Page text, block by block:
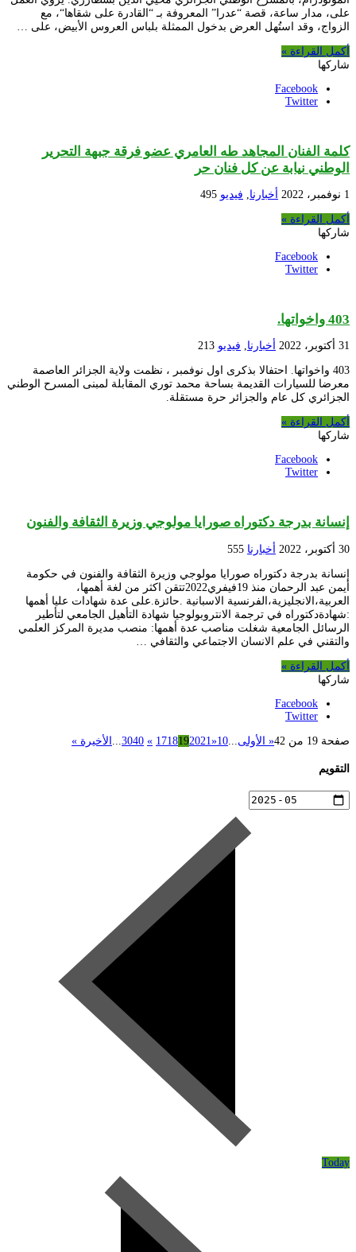
على، مدار ساعة، قصة “عدرا” المعروفة بـ “القادرة على شقاها“، مع
الزواج، وقد استُهل العرض بدخول الممثلة بلباس العروس الأبيض، على …
أكمل القراءة »
شاركها
Facebook
Twitter
كلمة الفنان المجاهد طه العامري عضو فرقة جبهة التحرير
الوطني نيابة عن كل فنان حر
1 نوفمبر، 2022 أخبارنا, فيديو 495
أكمل القراءة »
شاركها
Facebook
Twitter
403 واخواتها.
31 أكتوبر، 2022 أخبارنا, فيديو 213
403 واخواتها. احتفالا بذكرى اول نوفمبر ، نظمت ولاية الجزائر العاصمة
معرضا للسيارات القديمة بساحة محمد توري المقابلة لمبنى المسرح الوطني
الجزائري كل عام والجزائر حرة مستقلة.
أكمل القراءة »
شاركها
Facebook
Twitter
إنسانة بدرجة دكتوراه صورايا مولوجي وزيرة الثقافة والفنون
30 أكتوبر، 2022 أخبارنا 555
إنسانة بدرجة دكتوراه صورايا مولوجي وزيرة الثقافة والفنون في حكومة
أيمن عبد الرحمان منذ 19فيفري2022تتقن اكثر من لغة أهمها،
العربية،الانجليزية،الفرنسية الاسبانية .حائزة.على عدة شهادات عليا أهمها
:شهادةدكتوراه في ترجمة الانتروبولوجيا شهادة التأهيل الجامعي لتأطير
الرسائل الجامعية شغلت مناصب عدة أهمها: منصب مديرة المركز العلمي
والتقني في علم الانسان الاجتماعي والثقافي …
أكمل القراءة »
شاركها
Facebook
Twitter
صفحة 19 من 42 « الأولى 10
«
1718192021
»
3040 الأخيرة »
التقويم
Today